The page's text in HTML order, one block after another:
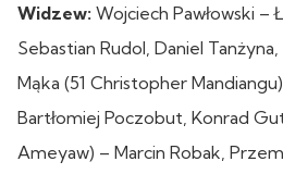
Widzew: Wojciech Pawłowski –
Sebastian Rudol, Daniel
Mąka (51 Christopher
Bartłomiej Poczobut, Konrad
Ameyaw) – Marcin Robak,